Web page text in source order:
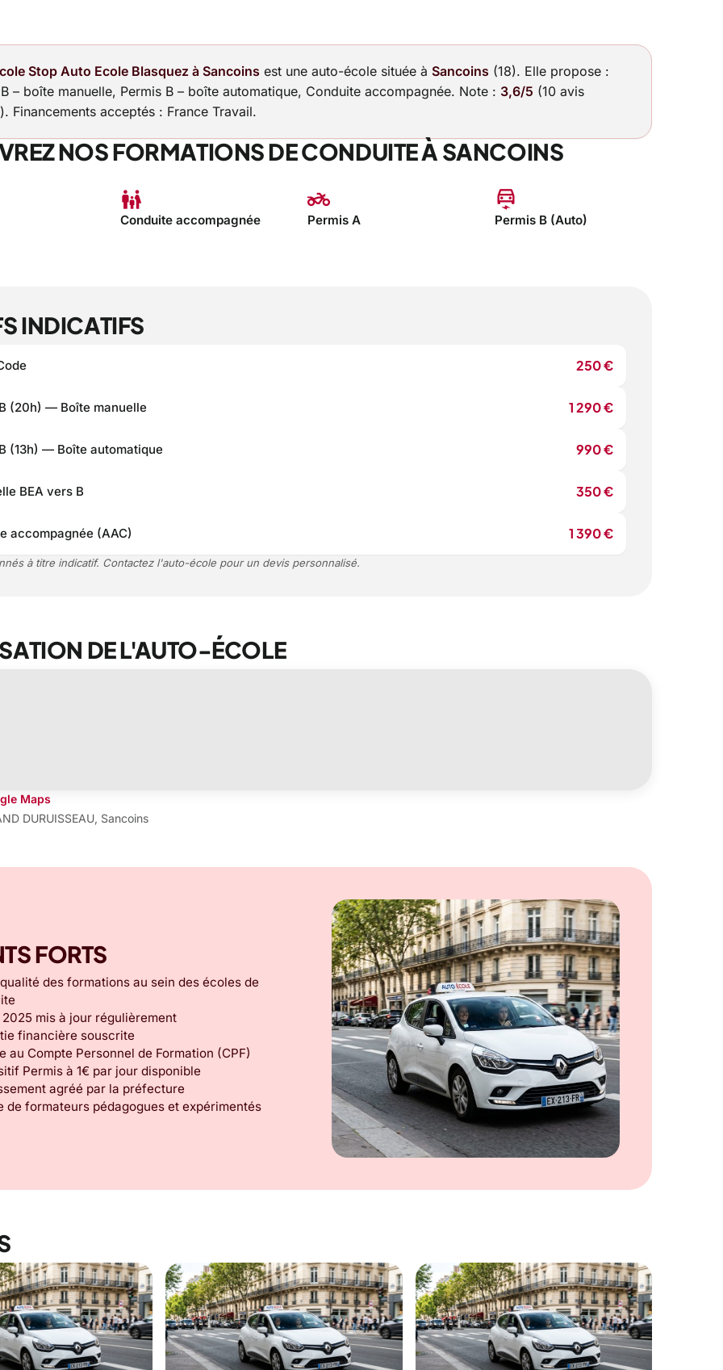
Stop Auto Ecole Blasquez à Sancoins est une auto-école située à Sancoins (18). Elle propose :
– boîte manuelle, Permis B – boîte automatique, Conduite accompagnée. Note : 3,6/5 (10 avis
Financements acceptés : France Travail.
NOS FORMATIONS DE CONDUITE À SANCOINS
family_restroom
Conduite accompagnée
two_wheeler
Permis A
electric_car
Permis B (Auto)
INDICATIFS
250 €
(20h) — Boîte manuelle 1 290 €
(13h) — Boîte automatique 990 €
BEA vers B 350 €
accompagnée (AAC) 1 390 €
à titre indicatif. Contactez l'auto-école pour un devis personnalisé.
DE L'AUTO-ÉCOLE
Maps
DURUISSEAU, Sancoins
FORTS
des formations au sein des écoles de
2025 mis à jour régulièrement
financière souscrite
au Compte Personnel de Formation (CPF)
Permis à 1€ par jour disponible
agréé par la préfecture
de formateurs pédagogues et expérimentés